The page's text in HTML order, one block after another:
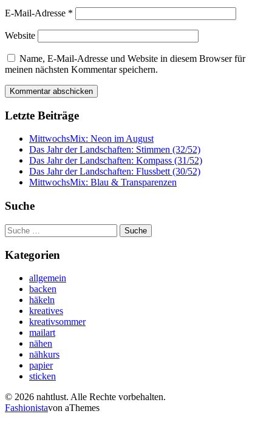
E-Mail-Adresse *
Website
Name, E-Mail-Adresse und Website in diesem Browser für
meinen nächsten Kommentar speichern.
Letzte Beiträge
MittwochsMix: Neon im August
Das Jahr der Landschaften: Stimmen (32/52)
Das Jahr der Landschaften: Kompass (31/52)
Das Jahr der Landschaften: Flussbett (30/52)
MittwochsMix: Blau & Transparenzen
Suche
Suche
nach:
Kategorien
allgemein
backen
häkeln
kreatives
kreativsommer
mailart
nähen
nähkurs
papier
sticken
© 2026 nahtlust. Alle Rechte vorbehalten.
Fashionistavon aThemes